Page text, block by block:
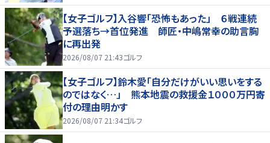
【女子ゴルフ】入谷響「恐怖もあった」 ６戦連続
予選落ち→首位発進 師匠・中嶋常幸の助言胸
に再出発
2026/08/07 21:43ゴルフ
【女子ゴルフ】鈴木愛「自分だけがいい思いをする
のではなく…」 熊本地震の救援金１０００万円寄
付の理由明かす
2026/08/07 21:34ゴルフ